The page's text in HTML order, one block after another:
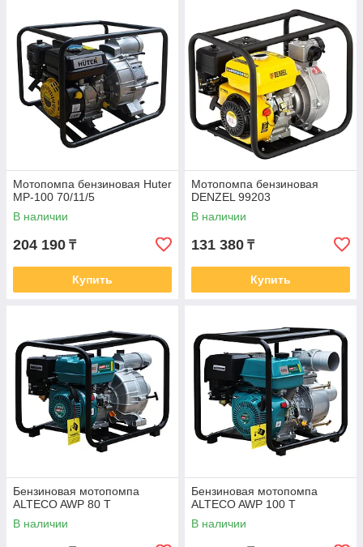
Мотопомпа бензиновая Huter
MP-100 70/11/5
В наличии
204 190 ₸
Купить
Мотопомпа бензиновая
DENZEL 99203
В наличии
131 380 ₸
Купить
Бензиновая мотопомпа
ALTECO AWP 80 T
В наличии
Бензиновая мотопомпа
ALTECO AWP 100 T
В наличии